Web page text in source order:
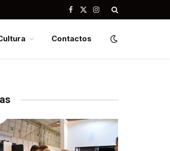
Facebook
X
Instagram
Contactos